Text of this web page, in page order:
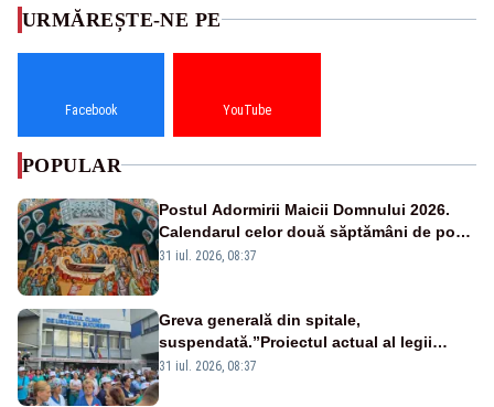
URMĂREȘTE-NE PE
Facebook YouTube
POPULAR
Postul Adormirii Maicii Domnului 2026.
Calendarul celor două săptămâni de post
și zilele cu dezlegare la pește
31 iul. 2026, 08:37
Greva generală din spitale,
suspendată.”Proiectul actual al legii
salarizării nu mai există pentru noi”
31 iul. 2026, 08:37